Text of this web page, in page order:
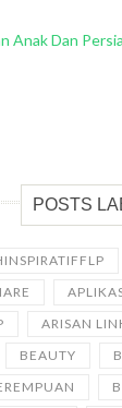
Anak Dan
POSTS
ARISAN
BEAUTY